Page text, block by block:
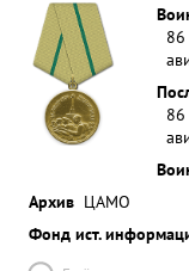
86
86
Архив ЦАМО
Фонд ист.